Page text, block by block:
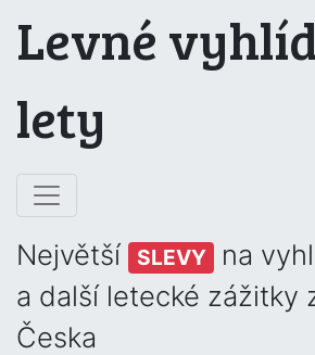
Levné
lety
Největší SLEVY
na
a další letecké zážitky
Česka